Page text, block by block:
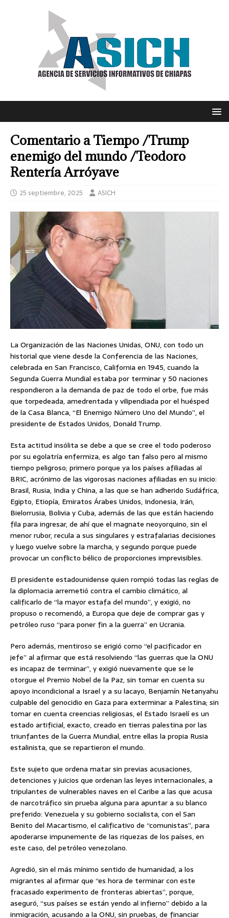
Comentario a Tiempo /Trump
enemigo del mundo /Teodoro
Rentería Arróyave
25 septiembre, 2025 ASICH
La Organización de las Naciones Unidas, ONU, con todo un
historial que viene desde la Conferencia de las Naciones,
celebrada en San Francisco, California en 1945, cuando la
Segunda Guerra Mundial estaba por terminar y 50 naciones
respondieron a la demanda de paz de todo el orbe, fue más
que torpedeada, amedrentada y vilipendiada por el huésped
de la Casa Blanca, “El Enemigo Número Uno del Mundo”, el
presidente de Estados Unidos, Donald Trump.
Esta actitud insólita se debe a que se cree el todo poderoso
por su egolatría enfermiza, es algo tan falso pero al mismo
tiempo peligroso; primero porque ya los países afiliadas al
BRIC, acrónimo de las vigorosas naciones afiliadas en su inicio:
Brasil, Rusia, India y China, a las que se han adherido Sudáfrica,
Egipto, Etiopía, Emiratos Árabes Unidos, Indonesia, Irán,
Bielorrusia, Bolivia y Cuba, además de las que están haciendo
fila para ingresar, de ahí que el magnate neoyorquino, sin el
menor rubor, recula a sus singulares y estrafalarias decisiones
y luego vuelve sobre la marcha, y segundo porque puede
provocar un conflicto bélico de proporciones imprevisibles.
El presidente estadounidense quien rompió todas las reglas de
la diplomacia arremetió contra el cambio climático, al
calificarlo de “la mayor estafa del mundo”, y exigió, no
propuso o recomendó, a Europa que deje de comprar gas y
petróleo ruso “para poner fin a la guerra” en Ucrania.
Pero además, mentiroso se erigió como “el pacificador en
jefe” al afirmar que está resolviendo “las guerras que la ONU
es incapaz de terminar”, y exigió nuevamente que se le
otorgue el Premio Nobel de la Paz, sin tomar en cuenta su
apoyo incondicional a Israel y a su lacayo, Benjamín Netanyahu
culpable del genocidio en Gaza para exterminar a Palestina; sin
tomar en cuenta creencias religiosas, el Estado Israelí es un
estado artificial, exacto, creado en tierras palestina por las
triunfantes de la Guerra Mundial, entre ellas la propia Rusia
estalinista, que se repartieron el mundo.
Este sujeto que ordena matar sin previas acusaciones,
detenciones y juicios que ordenan las leyes internacionales, a
tripulantes de vulnerables naves en el Caribe a las que acusa
de narcotráfico sin prueba alguna para apuntar a su blanco
preferido: Venezuela y su gobierno socialista, con el San
Benito del Macartismo, el calificativo de “comunistas”, para
apoderarse impunemente de las riquezas de los países, en
este caso, del petróleo venezolano.
Agredió, sin el más mínimo sentido de humanidad, a los
migrantes al afirmar que “es hora de terminar con este
fracasado experimento de fronteras abiertas”, porque,
aseguró, “sus países se están yendo al infierno” debido a la
inmigración, acusando a la ONU, sin pruebas, de financiar